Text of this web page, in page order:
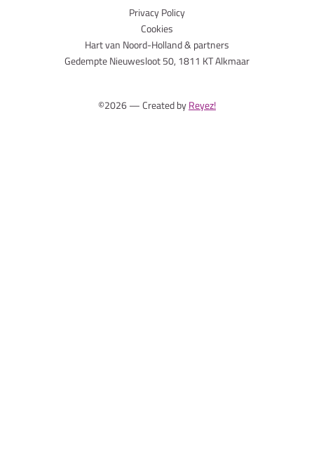
Privacy Policy
Cookies
Hart van Noord-Holland & partners
Gedempte Nieuwesloot 50, 1811 KT Alkmaar
©2026 — Created byReyez!